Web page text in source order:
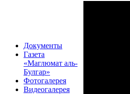
Документы
Газета
«Маглюмат аль-
Булгар»
Фотогалерея
Видеогалерея